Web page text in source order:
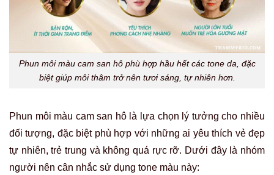
Phun môi màu cam san hô phù hợp hầu hết các tone da, đặc
biệt giúp môi thâm trở nên tươi sáng, tự nhiên hơn.
Phun môi màu cam san hô là lựa chọn lý tưởng cho nhiều
đối tượng, đặc biệt phù hợp với những ai yêu thích vẻ đẹp
tự nhiên, trẻ trung và không quá rực rỡ. Dưới đây là nhóm
người nên cân nhắc sử dụng tone màu này: